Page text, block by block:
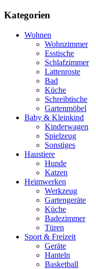
Kategorien
Wohnen
Wohnzimmer
Esstische
Schlafzimmer
Lattenroste
Bad
Küche
Schreibtische
Gartenmöbel
Baby & Kleinkind
Kinderwagen
Spielzeug
Sonstiges
Haustiere
Hunde
Katzen
Heimwerken
Werkzeug
Gartengeräte
Küche
Badezimmer
Türen
Sport & Freizeit
Geräte
Hanteln
Basketball